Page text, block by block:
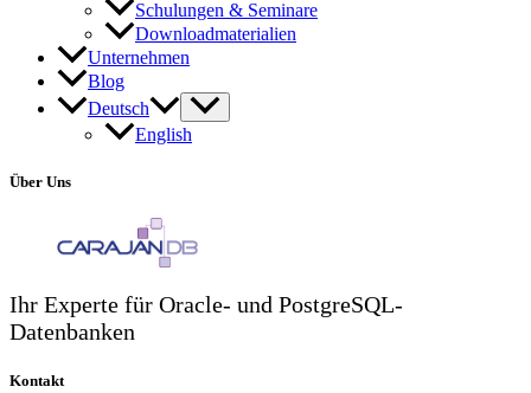
Schulungen & Seminare
Downloadmaterialien
Unternehmen
Blog
Deutsch
English
Über Uns
Ihr Experte für Oracle- und PostgreSQL-
Datenbanken
Kontakt